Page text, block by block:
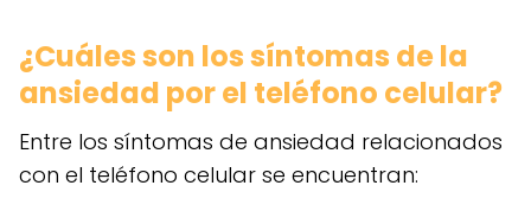
¿Cuáles son los síntomas de la
ansiedad por el teléfono celular?
Entre los síntomas de ansiedad relacionados
con el teléfono celular se encuentran: